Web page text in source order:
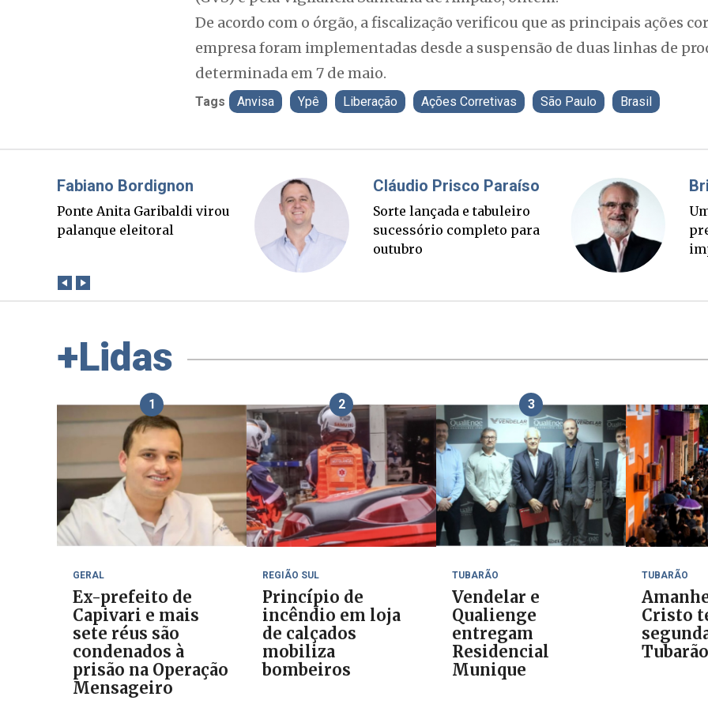
De acordo com o órgão, a fiscalização verificou que as principais ações
empresa foram implementadas desde a suspensão de duas linhas de
determinada em 7 de maio.
Tags Anvisa Ypê Liberação Ações Corretivas São Paulo Brasil
Misael Elias
O Boato corre mais rápido
que a verdade. Mas quem
Fabiano Bordignon
Ponte Anita Garibaldi virou
palanque eleitoral
+Lidas
1
GERAL
Ex-prefeito de
Capivari e mais
sete réus são
condenados à
prisão na Operação
Mensageiro
2
REGIÃO SUL
Princípio de
incêndio em loja
de calçados
mobiliza
bombeiros
3
TUBARÃO
Vendelar e
Qualienge
entregam
Residencial
Munique
TUBARÃO
Cristo
Tubarão